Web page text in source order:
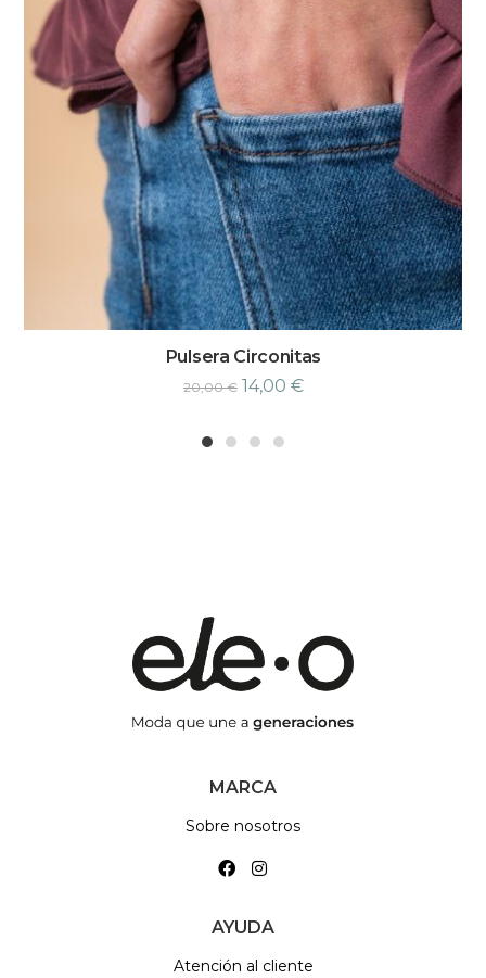
Pulsera Circonitas
20,00€ 14,00 €
MARCA
Sobre nosotros
AYUDA
Atención al cliente